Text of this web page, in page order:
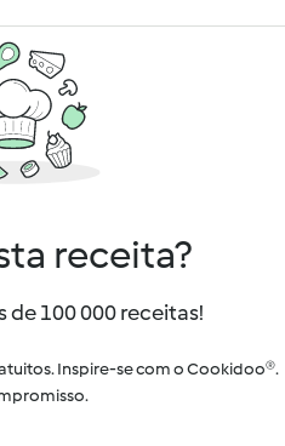
receita?
de 100 000 receitas!
Inspire-se com o Cookidoo®.